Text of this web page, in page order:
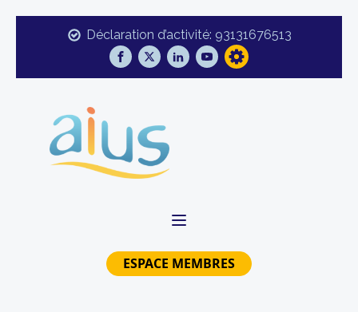
Déclaration d’activité: 93131676513
ESPACE MEMBRES